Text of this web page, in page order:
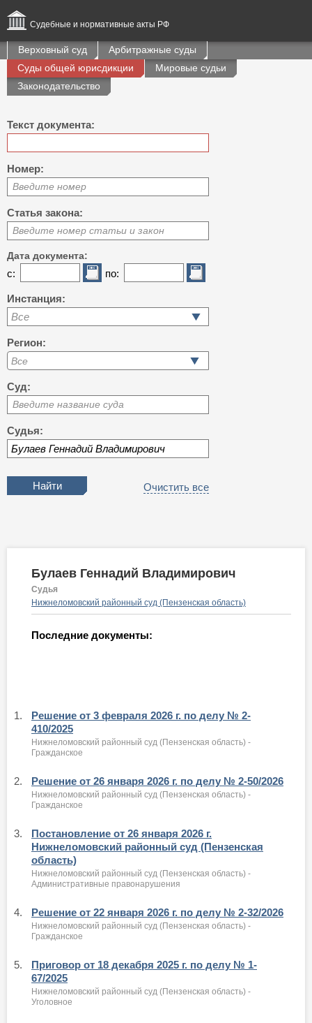
Судебные и нормативные акты РФ
Верховный суд
Арбитражные суды
Суды общей юрисдикции
Мировые судьи
Законодательство
Текст документа:
Номер:
Введите номер
Статья закона:
Введите номер статьи и закон
Дата документа:
с: по:
Инстанция:
Все
Регион:
Суд:
Введите название суда
Судья:
Очистить все
Булаев Геннадий Владимирович
Судья
Нижнеломовский районный суд (Пензенская область)
Последние документы:
1.
Решение от 3 февраля 2026 г. по делу № 2-
410/2025
Нижнеломовский районный суд (Пензенская область) -
Гражданское
2. Решение от 26 января 2026 г. по делу № 2-50/2026
Нижнеломовский районный суд (Пензенская область) -
Гражданское
3.
Постановление от 26 января 2026 г.
Нижнеломовский районный суд (Пензенская
область)
Нижнеломовский районный суд (Пензенская область) -
Административные правонарушения
4. Решение от 22 января 2026 г. по делу № 2-32/2026
Нижнеломовский районный суд (Пензенская область) -
Гражданское
5.
Приговор от 18 декабря 2025 г. по делу № 1-
67/2025
Нижнеломовский районный суд (Пензенская область) -
Уголовное